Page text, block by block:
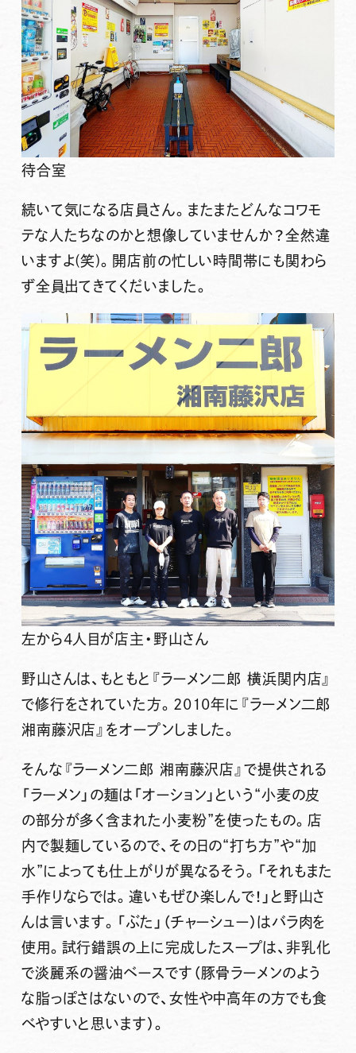
待合室
続いて気になる店員さん。またまたどんなコワモ
テな人たちなのかと想像していませんか？全然違
いますよ(笑)。開店前の忙しい時間帯にも関わら
ず全員出てきてくだいました。
左から4人目が店主・野山さん
野山さんは、もともと『ラーメン二郎 横浜関内店』
で修行をされていた方。2010年に『ラーメン二郎
湘南藤沢店』をオープンしました。
そんな『ラーメン二郎 湘南藤沢店』で提供される
「ラーメン」の麺は「オーション」という“小麦の皮
の部分が多く含まれた小麦粉”を使ったもの。店
内で製麺しているので、その日の“打ち方”や“加
水”によっても仕上がりが異なるそう。「それもまた
手作りならでは。違いもぜひ楽しんで！」と野山さ
んは言います。
「ぶた」（チャーシュー）はバラ肉を
使用。試行錯誤の上に完成した スープは、非乳化
で淡麗系の醤油ベースです（豚骨ラーメンのよう
な脂っぽさはないので、女性や中高年の方でも食
べやすいと思います）。